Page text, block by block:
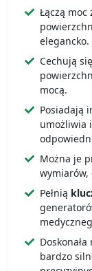
Łączą moc
elegancko.
Cechują się
mocą.
Posiadają
umożliwia
Można je
wymiarów,
Pełnią
bardzo